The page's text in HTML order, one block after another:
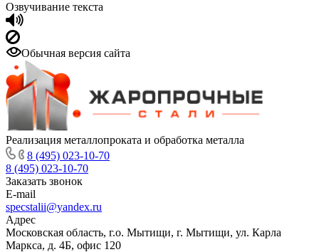
Озвучивание текста
Обычная версия сайта
Реализация металлопроката и обработка металла
8 (495) 023-10-70
8 (495) 023-10-70
Заказать звонок
E-mail
specstalii@yandex.ru
Адрес
Московская область, г.о. Мытищи, г. Мытищи, ул. Карла
Маркса, д. 4Б, офис 120